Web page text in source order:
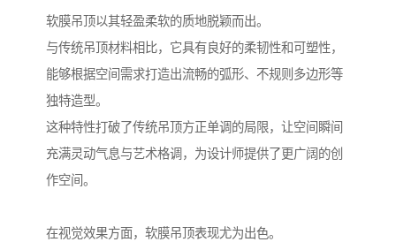
软膜吊顶以其轻盈柔软的质地脱颖而出。
与传统吊顶材料相比，它具有良好的柔韧性和可塑性，
能够根据空间需求打造出流畅的弧形、不规则多边形等
独特造型。
这种特性打破了传统吊顶方正单调的局限，让空间瞬间
充满灵动气息与艺术格调，为设计师提供了更广阔的创
作空间。
在视觉效果方面，软膜吊顶表现尤为出色。